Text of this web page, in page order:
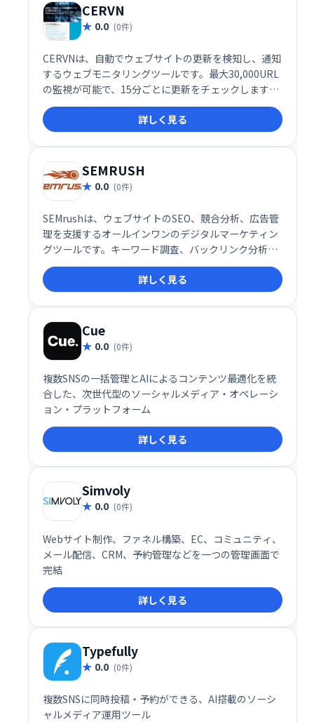
CERVN
0.0 (0件)
CERVNは、自動でウェブサイトの更新を検知し、通知
するウェブモニタリングツールです。最大30,000URL
の監視が可能で、15分ごとに更新をチェックします。
テキスト、HTML、画像の変更にも対応し、迅速に更
新情報を捕捉します。詳しく見る
SEMRUSH
0.0 (0件)
SEMrushは、ウェブサイトのSEO、競合分析、広告管
理を支援するオールインワンのデジタルマーケティン
グツールです。キーワード調査、バックリンク分析、
サイトオーディットなど、幅広い機能を提供し、オン
ライン上のプレゼンス向上をサポートします。効果的
なデジタルマーケティング戦略の実現に貢献します。
詳しく見る
Cue
0.0 (0件)
複数SNSの一括管理とAIによるコンテンツ最適化を統
合した、次世代型のソーシャルメディア・オペレーシ
ョン・プラットフォーム
詳しく見る
Simvoly
0.0 (0件)
Webサイト制作、ファネル構築、EC、コミュニティ、
メール配信、CRM、予約管理などを一つの管理画面で
完結
詳しく見る
Typefully
0.0 (0件)
複数SNSに同時投稿・予約ができる、AI搭載のソーシ
ャルメディア運用ツール